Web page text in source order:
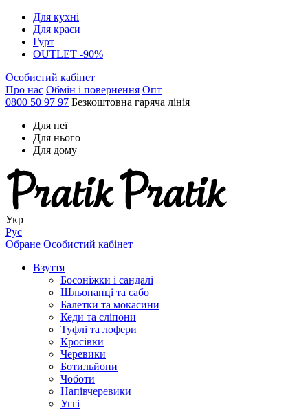
Для кухні
Для краси
Гурт
OUTLET -90%
Особистий кабінет
Про нас Обмін і повернення Опт
0800 50 97 97 Безкоштовна гаряча лінія
Для неї
Для нього
Для дому
Укр
Рус
Обране Особистий кабінет
Взуття
Босоніжки і сандалі
Шльопанці та сабо
Балетки та мокасини
Кеди та сліпони
Туфлі та лофери
Кросівки
Черевики
Ботильйони
Чоботи
Напівчеревики
Уггі